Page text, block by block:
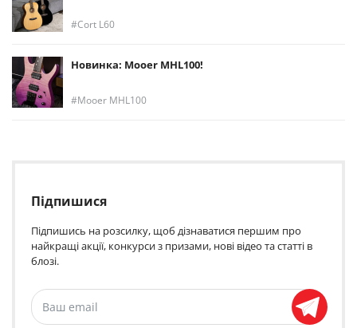
Cort L60
Новинка: Mooer MHL100!
Mooer MHL100
Підпишися
Підпишись на розсилку, щоб дізнаватися першим про
найкращі акції, конкурси з призами, нові відео та статті в
блозі.